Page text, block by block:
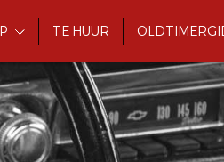
TE HUUR